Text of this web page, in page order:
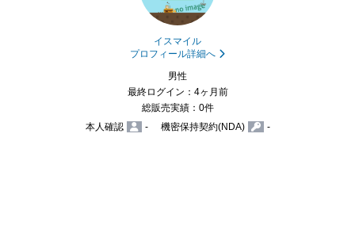
イスマイル
プロフィール詳細へ
男性
最終ログイン：4ヶ月前
総販売実績：0件
本人確認
- 機密保持契約(NDA) -